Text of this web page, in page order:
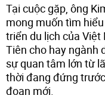
Tại cuộc gặp, ông
mong muốn tìm
triển du lịch của
Tiên cho hay ngành
sự quan tâm lớn từ
thời đang đứng
đoạn mới.